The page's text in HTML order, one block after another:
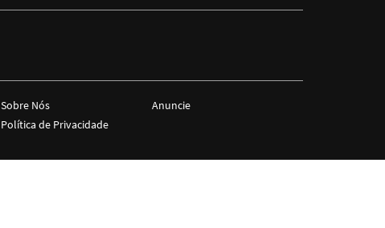
Sobre Nós
Política de Privacidade
Anuncie